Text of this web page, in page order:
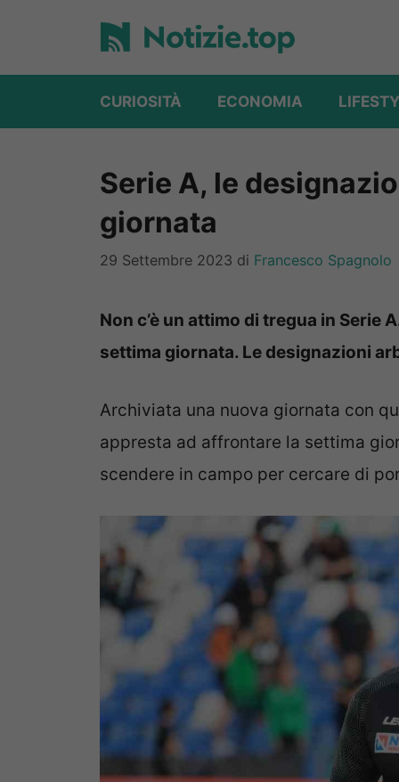
contenuto
CURIOSITÀ ECONOMIA
Serie A, le
giornata
29 Settembre 2023 di Francesco Spagnolo
Non c’è un attimo di tregua in Serie
settima giornata. Le designazioni
Archiviata una nuova giornata con
appresta ad affrontare la settima
scendere in campo per cercare di